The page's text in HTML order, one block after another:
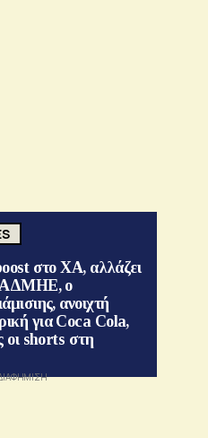
στο ΧΑ, αλλάζει
ΑΔΜΗΕ, ο
ανοιχτή
για Coca Cola,
οι shorts στη